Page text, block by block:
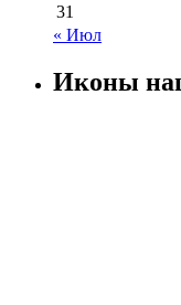
31
« Июл
Иконы